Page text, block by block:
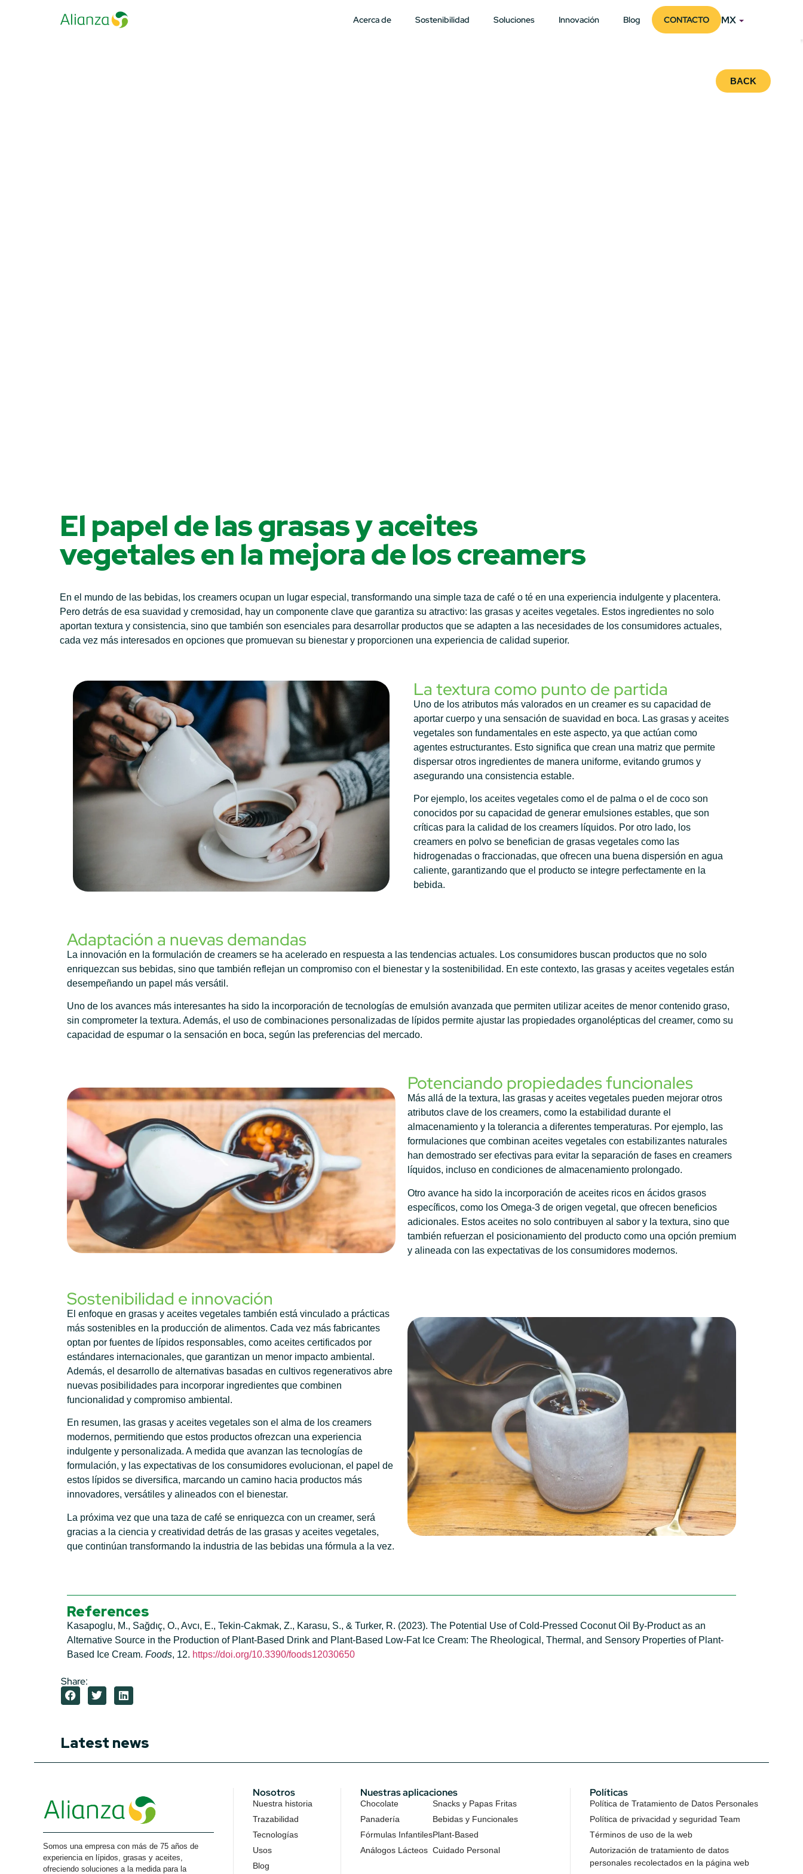
Acerca de Sostenibilidad Soluciones Innovación Blog CONTACTO MX
BACK
El papel de las grasas y aceites
vegetales en la mejora de los creamers
En el mundo de las bebidas, los creamers ocupan un lugar especial, transformando una simple taza de café o té en una experiencia indulgente y placentera.
Pero detrás de esa suavidad y cremosidad, hay un componente clave que garantiza su atractivo: las grasas y aceites vegetales. Estos ingredientes no solo
aportan textura y consistencia, sino que también son esenciales para desarrollar productos que se adapten a las necesidades de los consumidores actuales,
cada vez más interesados en opciones que promuevan su bienestar y proporcionen una experiencia de calidad superior.
La textura como punto de partida
Uno de los atributos más valorados en un creamer es su capacidad de
aportar cuerpo y una sensación de suavidad en boca. Las grasas y aceites
vegetales son fundamentales en este aspecto, ya que actúan como
agentes estructurantes. Esto significa que crean una matriz que permite
dispersar otros ingredientes de manera uniforme, evitando grumos y
asegurando una consistencia estable.
Por ejemplo, los aceites vegetales como el de palma o el de coco son
conocidos por su capacidad de generar emulsiones estables, que son
críticas para la calidad de los creamers líquidos. Por otro lado, los
creamers en polvo se benefician de grasas vegetales como las
hidrogenadas o fraccionadas, que ofrecen una buena dispersión en agua
caliente, garantizando que el producto se integre perfectamente en la
bebida.
Adaptación a nuevas demandas
La innovación en la formulación de creamers se ha acelerado en respuesta a las tendencias actuales. Los consumidores buscan productos que no solo
enriquezcan sus bebidas, sino que también reflejan un compromiso con el bienestar y la sostenibilidad. En este contexto, las grasas y aceites vegetales están
desempeñando un papel más versátil.
Uno de los avances más interesantes ha sido la incorporación de tecnologías de emulsión avanzada que permiten utilizar aceites de menor contenido graso,
sin comprometer la textura. Además, el uso de combinaciones personalizadas de lípidos permite ajustar las propiedades organolépticas del creamer, como su
capacidad de espumar o la sensación en boca, según las preferencias del mercado.
Potenciando propiedades funcionales
Más allá de la textura, las grasas y aceites vegetales pueden mejorar otros
atributos clave de los creamers, como la estabilidad durante el
almacenamiento y la tolerancia a diferentes temperaturas. Por ejemplo, las
formulaciones que combinan aceites vegetales con estabilizantes naturales
han demostrado ser efectivas para evitar la separación de fases en creamers
líquidos, incluso en condiciones de almacenamiento prolongado.
Otro avance ha sido la incorporación de aceites ricos en ácidos grasos
específicos, como los Omega-3 de origen vegetal, que ofrecen beneficios
adicionales. Estos aceites no solo contribuyen al sabor y la textura, sino que
también refuerzan el posicionamiento del producto como una opción premium
y alineada con las expectativas de los consumidores modernos.
Sostenibilidad e innovación
El enfoque en grasas y aceites vegetales también está vinculado a prácticas
más sostenibles en la producción de alimentos. Cada vez más fabricantes
optan por fuentes de lípidos responsables, como aceites certificados por
estándares internacionales, que garantizan un menor impacto ambiental.
Además, el desarrollo de alternativas basadas en cultivos regenerativos abre
nuevas posibilidades para incorporar ingredientes que combinen
funcionalidad y compromiso ambiental.
En resumen, las grasas y aceites vegetales son el alma de los creamers
modernos, permitiendo que estos productos ofrezcan una experiencia
indulgente y personalizada. A medida que avanzan las tecnologías de
formulación, y las expectativas de los consumidores evolucionan, el papel de
estos lípidos se diversifica, marcando un camino hacia productos más
innovadores, versátiles y alineados con el bienestar.
La próxima vez que una taza de café se enriquezca con un creamer, será
gracias a la ciencia y creatividad detrás de las grasas y aceites vegetales,
que continúan transformando la industria de las bebidas una fórmula a la vez.
References
Kasapoglu, M., Sağdıç, O., Avcı, E., Tekin‐Cakmak, Z., Karasu, S., & Turker, R. (2023). The Potential Use of Cold-Pressed Coconut Oil By-Product as an
Alternative Source in the Production of Plant-Based Drink and Plant-Based Low-Fat Ice Cream: The Rheological, Thermal, and Sensory Properties of Plant-
Based Ice Cream. Foods, 12. https://doi.org/10.3390/foods12030650
Share:
Latest news
Somos una empresa con más de 75 años de
experiencia en lípidos, grasas y aceites,
ofreciendo soluciones a la medida para la
Nosotros
Nuestra historia
Trazabilidad
Tecnologías
Usos
Blog
Nuestras aplicaciones
Chocolate
Panadería
Fórmulas Infantiles
Análogos Lácteos
Snacks y Papas Fritas
Bebidas y Funcionales
Plant-Based
Cuidado Personal
Políticas
Política de Tratamiento de Datos Personales
Política de privacidad y seguridad Team
Términos de uso de la web
Autorización de tratamiento de datos
personales recolectados en la página web